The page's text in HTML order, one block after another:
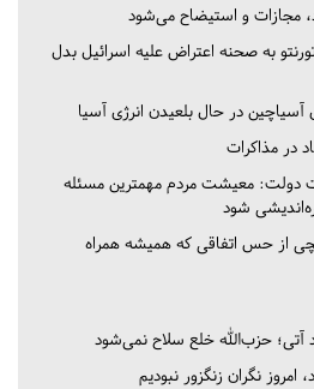
مجازات و استیضاح می‌شود
به صحنه اعتراض علیه اسرائیل بدل
در حال بلعیدن انرژی آسیا
در مذاکرات
دولت: معیشت مردم مهمترین مسئله
شود
از حس اتفاقی که همیشه همراه
آتی؛ حزب‌الله خلع سلاح نمی‌شود
امروز نگران زنگزور نبودیم